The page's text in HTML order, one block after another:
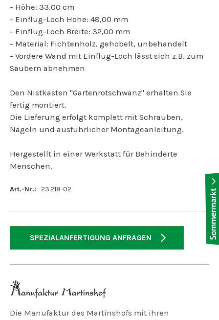
- Höhe: 33,00 cm
- Einflug-Loch Höhe: 48,00 mm
- Einflug-Loch Breite: 32,00 mm
- Material: Fichtenholz, gehobelt, unbehandelt
- Vordere Wand mit Einflug-Loch lässt sich z.B. zum
Säubern abnehmen
Den Nistkasten "Gartenrotschwanz" erhalten Sie
fertig montiert.
Die Lieferung erfolgt komplett mit Schrauben,
Nägeln und ausführlicher Montageanleitung.
Hergestellt in einer Werkstatt für Behinderte
Menschen.
Art.-Nr.: 23.218-02
SPEZIALANFERTIGUNG ANFRAGEN
Die Manufaktur des Martinshofs mit ihren